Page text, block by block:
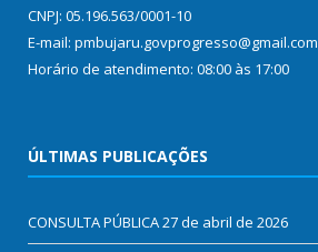
CNPJ: 05.196.563/0001-10
E-mail: pmbujaru.govprogresso@gmail.com
Horário de atendimento: 08:00 às 17:00
ÚLTIMAS PUBLICAÇÕES
CONSULTA PÚBLICA27 de abril de 2026